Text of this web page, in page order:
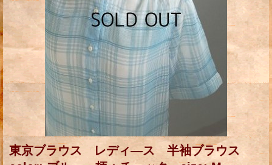
東京ブラウス レディ―ス 半袖ブラウス